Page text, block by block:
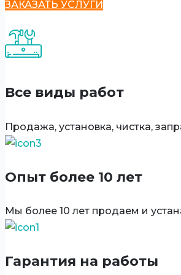
ЗАКАЗАТЬ УСЛУГИ
Все виды работ
Продажа, установка, чистка,
Опыт более 10 лет
Мы более 10 лет продаем и
Гарантия на работы